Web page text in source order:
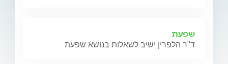
שפעת
ד"ר הלפרין ישיב לשאלות בנושא שפעת